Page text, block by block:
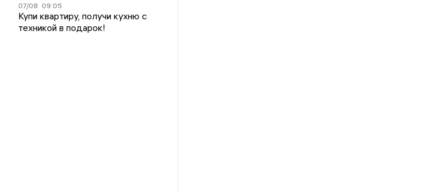
07/08 09:05
Купи квартиру, получи кухню с
техникой в подарок!